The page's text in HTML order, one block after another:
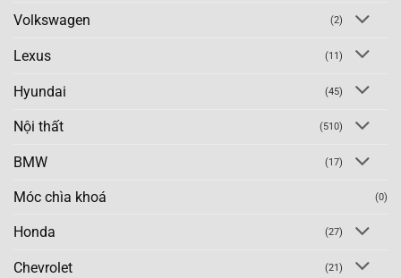
Volkswagen (2)
Lexus (11)
Hyundai (45)
Nội thất (510)
BMW (17)
Móc chìa khoá (0)
Honda (27)
Chevrolet (21)